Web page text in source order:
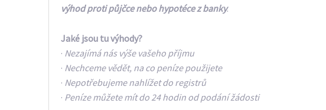
výhod proti půjčce nebo hypotéce z banky.
Jaké jsou tu výhody?
· Nezajímá nás výše vašeho příjmu
· Nechceme vědět, na co peníze použijete
· Nepotřebujeme nahlížet do registrů
· Peníze můžete mít do 24 hodin od podání žádosti